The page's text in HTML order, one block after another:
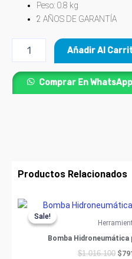
Peso: 0.8 kg
2 AÑOS DE GARANTÍA
Añadir Al
Comprar En WhatsApp
Productos Relacionados
Sale!
Sale!
Bomba Hidroneumática
$1.016.100
was:
$